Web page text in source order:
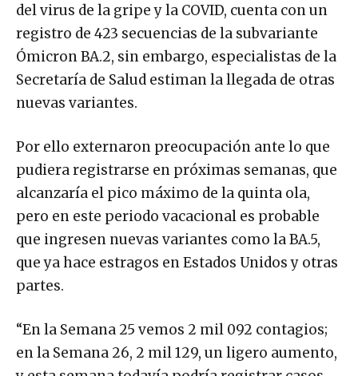
del virus de la gripe y la COVID, cuenta con un
registro de 423 secuencias de la subvariante
Ómicron BA.2, sin embargo, especialistas de la
Secretaría de Salud estiman la llegada de otras
nuevas variantes.
Por ello externaron preocupación ante lo que
pudiera registrarse en próximas semanas, que
alcanzaría el pico máximo de la quinta ola,
pero en este periodo vacacional es probable
que ingresen nuevas variantes como la BA.5,
que ya hace estragos en Estados Unidos y otras
partes.
“En la Semana 25 vemos 2 mil 092 contagios;
en la Semana 26, 2 mil 129, un ligero aumento,